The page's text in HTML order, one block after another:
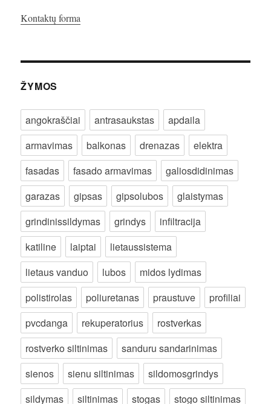
Kontaktų forma
ŽYMOS
angokraščiai antrasaukstas
apdaila
armavimas
balkonas drenazas
elektra
fasadas
fasado armavimas
galiosdidinimas
garazas
gipsas gipsolubos
glaistymas
grindinissildymas
grindys
infiltracija
katiline
laiptai
lietaussistema
lietaus vanduo
lubos
midos lydimas
polistirolas
poliuretanas praustuve
profiliai
pvcdanga
rekuperatorius
rostverkas
rostverko siltinimas
sanduru sandarinimas
sienos
sienu siltinimas
sildomosgrindys
sildymas
siltinimas stogas stogo siltinimas